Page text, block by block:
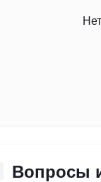
Вопросы